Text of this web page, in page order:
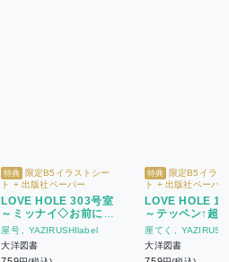
特典
限定B5イラストシー
ト + 出版社ペーパー
LOVE HOLE 303号室
～ミッナイ◇お前にIN
したい～
屋号
YAZIRUSHIlabel
大洋図書
特典
限定B5イラス
ト + 出版社ペーパー
LOVE HOLE
～テッペン↑超
って～
厘てく
大洋図書